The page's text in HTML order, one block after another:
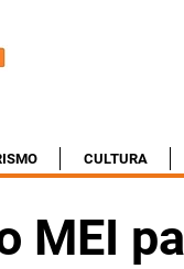
CULTURA
MEI